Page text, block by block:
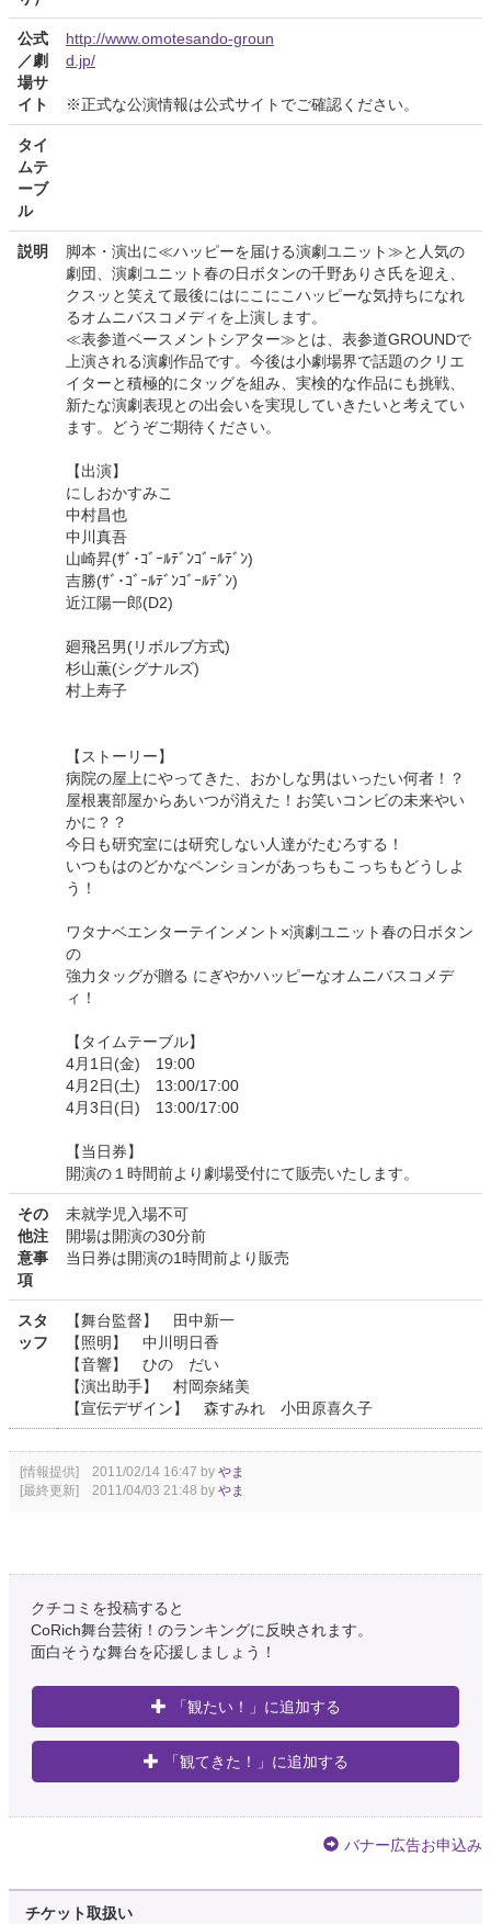
公式
／劇
場サ
イト
http://www.omotesando-groun
d.jp/
※正式な公演情報は公式サイトでご確認ください。
タイ
ムテ
ーブ
ル
説明
脚本・演出に≪ハッピーを届ける演劇ユニット≫と人気の
劇団、演劇ユニット春の日ボタンの千野ありさ氏を迎え、
クスッと笑えて最後にはにこにこハッピーな気持ちになれ
るオムニバスコメディを上演します。
≪表参道ベースメントシアター≫とは、表参道GROUNDで
上演される演劇作品です。今後は小劇場界で話題のクリエ
イターと積極的にタッグを組み、実検的な作品にも挑戦、
新たな演劇表現との出会いを実現していきたいと考えてい
ます。どうぞご期待ください。
【出演】
にしおかすみこ
中村昌也
中川真吾
山崎昇(ｻﾞ･ｺﾞｰﾙﾃﾞﾝｺﾞｰﾙﾃﾞﾝ)
吉勝(ｻﾞ･ｺﾞｰﾙﾃﾞﾝｺﾞｰﾙﾃﾞﾝ)
近江陽一郎(D2)
廻飛呂男(リボルブ方式)
杉山薫(シグナルズ)
村上寿子
【ストーリー】
病院の屋上にやってきた、おかしな男はいったい何者！？
屋根裏部屋からあいつが消えた！お笑いコンビの未来やい
かに？？
今日も研究室には研究しない人達がたむろする！
いつもはのどかなペンションがあっちもこっちもどうしよ
う！
ワタナベエンターテインメント×演劇ユニット春の日ボタン
の
強力タッグが贈る にぎやかハッピーなオムニバスコメデ
ィ！
【タイムテーブル】
4月1日(金) 19:00
4月2日(土) 13:00/17:00
4月3日(日) 13:00/17:00
【当日券】
開演の１時間前より劇場受付にて販売いたします。
その
他注
意事
項
未就学児入場不可
開場は開演の30分前
当日券は開演の1時間前より販売
スタ
ッフ
【舞台監督】 田中新一
【照明】 中川明日香
【音響】 ひの だい
【演出助手】 村岡奈緒美
【宣伝デザイン】 森すみれ 小田原喜久子
[情報提供] 2011/02/14 16:47 by やま
[最終更新] 2011/04/03 21:48 by やま
クチコミを投稿すると
CoRich舞台芸術！のランキングに反映されます。
面白そうな舞台を応援しましょう！
「観たい！」に追加する
「観てきた！」に追加する
バナー広告お申込み
チケット取扱い